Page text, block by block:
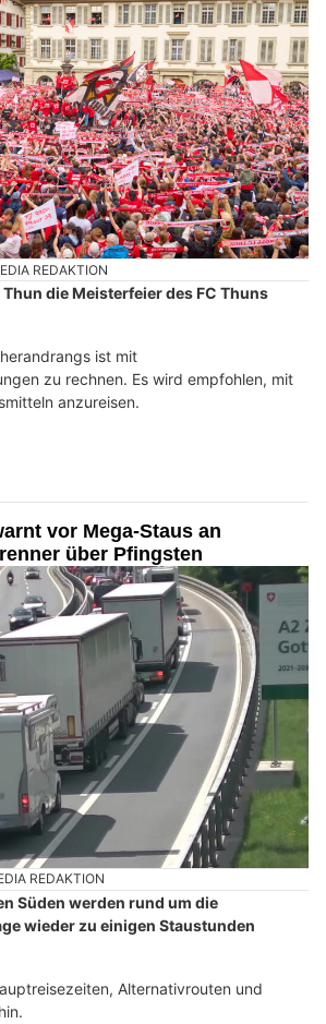
REDAKTION
die Meisterfeier des FC Thuns
ist mit
zu rechnen. Es wird empfohlen, mit
anzureisen.
vor Mega-Staus an
über Pfingsten
REDAKTION
Süden werden rund um die
wieder zu einigen Staustunden
Alternativrouten und